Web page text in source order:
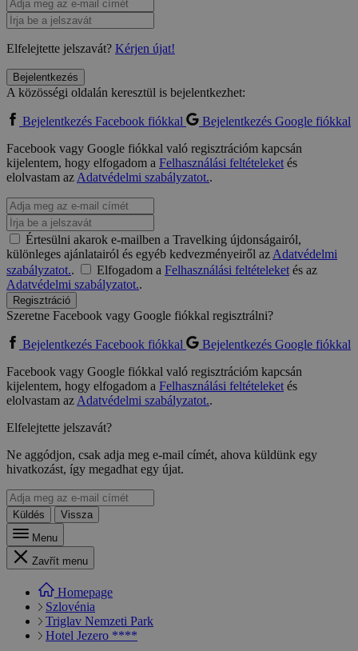
Elfelejtette jelszavát? Kérjen újat!
Bejelentkezés
A közösségi oldalán keresztül is bejelentkezhet:
Bejelentkezés Facebook fiókkal
Bejelentkezés Google fiókkal
Facebook vagy Google fiókkal való regisztrációm kapcsán
kijelentem, hogy elfogadom a Felhasználási feltételeketés
elolvastam azAdatvédelmi szabályzatot..
Értesülni akarok e-mailben a Travelking újdonságairól,
különleges ajánlatairól és egyéb kedvezményeiről azAdatvédelmi
szabályzatot.. Elfogadom a Felhasználási feltételeketés az
Adatvédelmi szabályzatot..
Regisztráció
Szeretne Facebook vagy Google fiókkal regisztrálni?
Bejelentkezés Facebook fiókkal
Bejelentkezés Google fiókkal
Facebook vagy Google fiókkal való regisztrációm kapcsán
kijelentem, hogy elfogadom a Felhasználási feltételeketés
elolvastam azAdatvédelmi szabályzatot..
Elfelejtette jelszavát?
Ne aggódjon, csak adja meg e-mail címét, ahova küldünk egy
hivatkozást, így megadhat egy újat.
Küldés
Vissza
Menu
Zavřít menu
Homepage
Szlovénia
Triglav Nemzeti Park
Hotel Jezero ****